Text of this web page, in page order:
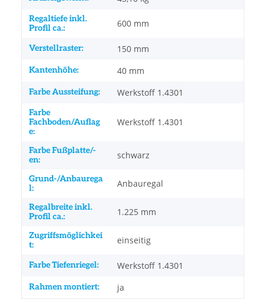
Regaltiefe inkl.
Profil ca.:
600 mm
Verstellraster: 150 mm
Kantenhöhe: 40 mm
Farbe Aussteifung: Werkstoff 1.4301
Farbe
Fachboden/Auflag
e:
Werkstoff 1.4301
Farbe Fußplatte/-
en:
schwarz
Grund-/Anbaurega
l:
Anbauregal
Regalbreite inkl.
Profil ca.:
1.225 mm
Zugriffsmöglichkei
t:
einseitig
Farbe Tiefenriegel: Werkstoff 1.4301
Rahmen montiert: ja